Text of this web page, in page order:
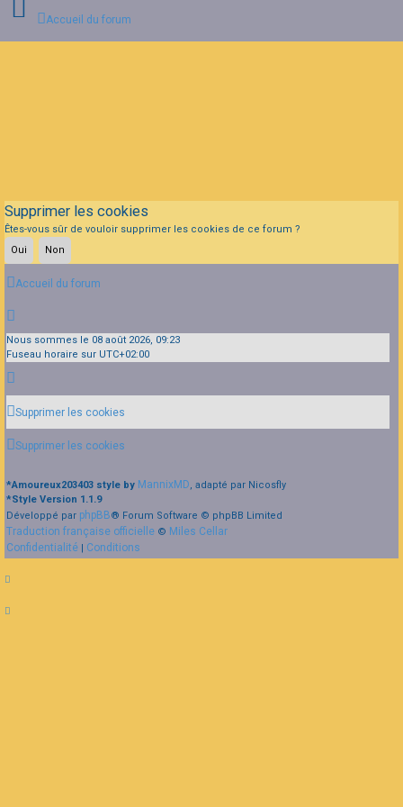
Accueil du forum
Supprimer les cookies
Êtes-vous sûr de vouloir supprimer les cookies de ce forum ?
Accueil du forum
Nous sommes le 08 août 2026, 09:23
Fuseau horaire sur UTC+02:00
Supprimer les cookies
Supprimer les cookies
*Amoureux203403 style by MannixMD, adapté par Nicosfly
*Style Version 1.1.9
Développé par phpBB® Forum Software © phpBB Limited
Traduction française officielle © Miles Cellar
Confidentialité | Conditions